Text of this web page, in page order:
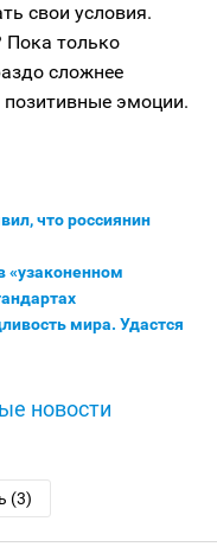
свои условия.
Пока только
сложнее
позитивные эмоции.
что россиянин
мира. Удастся
новости
(3)